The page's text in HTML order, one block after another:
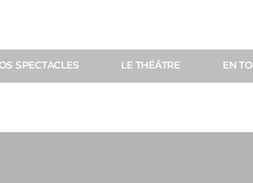
SPECTACLES LE THÉÂTRE EN